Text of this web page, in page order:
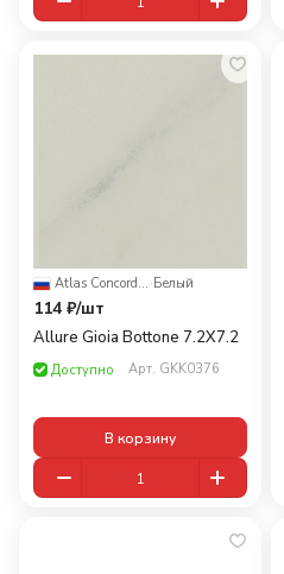
Atlas Concorde Russia ·Белый
114 ₽/шт
Allure Gioia Bottone 7.2X7.2
Доступно Арт. GKK0376
В корзину